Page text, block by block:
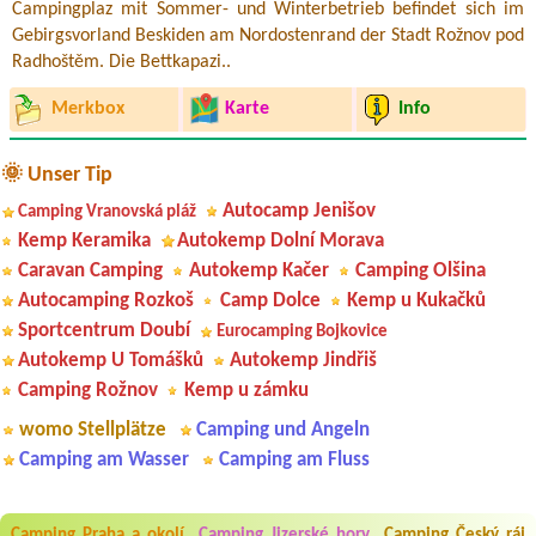
Campingplaz mit Sommer- und Winterbetrieb befindet sich im
Gebirgsvorland Beskiden am Nordostenrand der Stadt Rožnov pod
Radhoštěm. Die Bettkapazi..
Merkbox Karte Info
🌞 Unser Tip
Camping Vranovská pláž
Autocamp Jenišov
Kemp Keramika
Autokemp Dolní Morava
Caravan Camping
Autokemp Kačer
Camping Olšina
Autocamping Rozkoš
Camp Dolce
Kemp u Kukačků
Sportcentrum Doubí
Eurocamping Bojkovice
Autokemp U Tomášků
Autokemp Jindřiš
Camping Rožnov
Kemp u zámku
womo Stellplätze
Camping und Angeln
Camping am Wasser
Camping am Fluss
Aneta Melicharová ***